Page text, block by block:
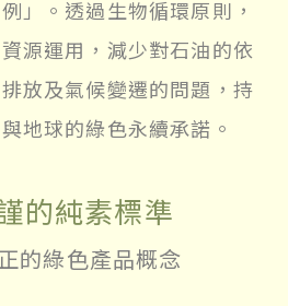
」。透過生物循環原則，
源運用，減少對石油的依
放及氣候變遷的問題，持
地球的綠色永續承諾。
的純素標準
的綠色產品概念